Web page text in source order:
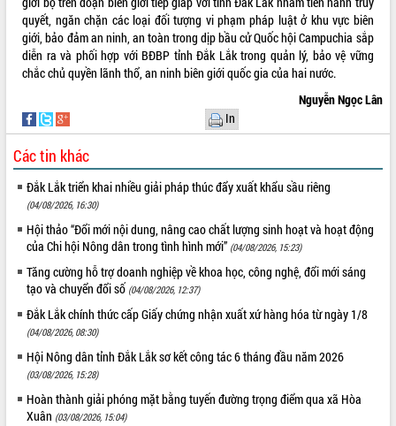
quyết, ngăn chặn các loại đối tượng vi phạm pháp luật ở khu vực biên
giới, bảo đảm an ninh, an toàn trong dịp bầu cử Quốc hội Campuchia sắp
diễn ra và phối hợp với BĐBP tỉnh Đắk Lắk trong quản lý, bảo vệ vững
chắc chủ quyền lãnh thổ, an ninh biên giới quốc gia của hai nước.
Nguyễn Ngọc Lân
In
Các tin khác
Đắk Lắk triển khai nhiều giải pháp thúc đẩy xuất khẩu sầu riêng
(04/08/2026, 16:30)
Hội thảo “Đổi mới nội dung, nâng cao chất lượng sinh hoạt và hoạt động
của Chi hội Nông dân trong tình hình mới” (04/08/2026, 15:23)
Tăng cường hỗ trợ doanh nghiệp về khoa học, công nghệ, đổi mới sáng
tạo và chuyển đổi số (04/08/2026, 12:37)
Đắk Lắk chính thức cấp Giấy chứng nhận xuất xứ hàng hóa từ ngày 1/8
(04/08/2026, 08:30)
Hội Nông dân tỉnh Đắk Lắk sơ kết công tác 6 tháng đầu năm 2026
(03/08/2026, 15:28)
Hoàn thành giải phóng mặt bằng tuyến đường trọng điểm qua xã Hòa
Xuân (03/08/2026, 15:04)